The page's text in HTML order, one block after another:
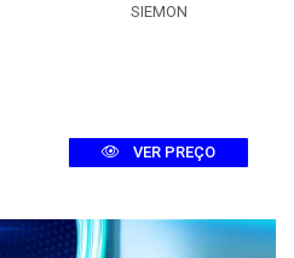
SIEMON
VER PREÇO